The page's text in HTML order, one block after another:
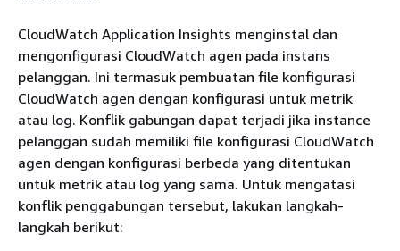
CloudWatch Application Insights menginstal dan
mengonfigurasi CloudWatch agen pada instans
pelanggan. Ini termasuk pembuatan file konfigurasi
CloudWatch agen dengan konfigurasi untuk metrik
atau log. Konflik gabungan dapat terjadi jika instance
pelanggan sudah memiliki file konfigurasi CloudWatch
agen dengan konfigurasi berbeda yang ditentukan
untuk metrik atau log yang sama. Untuk mengatasi
konflik penggabungan tersebut, lakukan langkah-
langkah berikut: